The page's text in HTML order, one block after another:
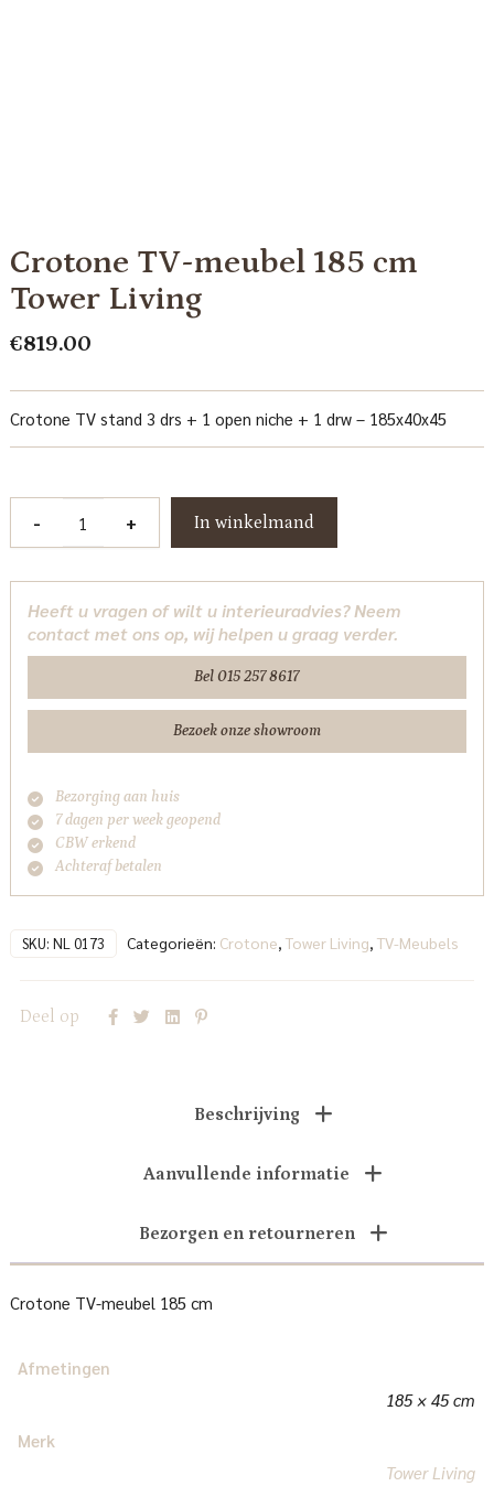
Crotone TV-meubel 185 cm
Tower Living
€819.00
Crotone TV stand 3 drs + 1 open niche + 1 drw – 185x40x45
-
185
cm
Tower
aantal
+ In winkelmand
Heeft u vragen of wilt u interieuradvies? Neem
contact met ons op, wij helpen u graag verder.
Bel 015 257 8617
Bezoek onze showroom
Bezorging aan huis
7 dagen per week geopend
CBW erkend
Achteraf betalen
SKU: NL 0173 Categorieën: Crotone, Tower Living, TV-Meubels
Deel op
Beschrijving
Aanvullende informatie
Bezorgen en retourneren
Crotone TV-meubel 185 cm
Afmetingen
185 × 45 cm
Merk
Tower Living